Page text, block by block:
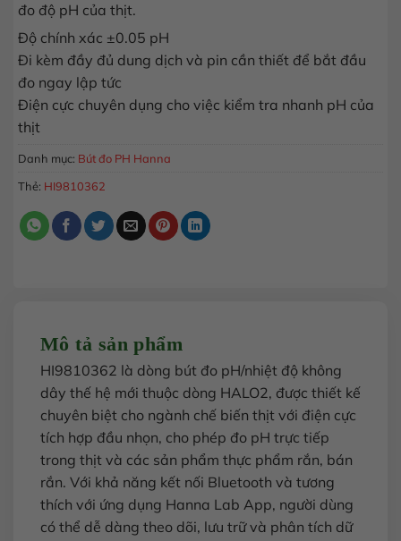
đo độ pH của thịt.
Độ chính xác ±0.05 pH
Đi kèm đầy đủ dung dịch và pin cần thiết để bắt đầu
đo ngay lập tức
Điện cực chuyên dụng cho việc kiểm tra nhanh pH của
thịt
Danh mục: Bút đo PH Hanna
Thẻ: HI9810362
Mô tả sản phẩm
HI9810362 là dòng bút đo pH/nhiệt độ không
dây thế hệ mới thuộc dòng HALO2, được thiết kế
chuyên biệt cho ngành chế biến thịt với điện cực
tích hợp đầu nhọn, cho phép đo pH trực tiếp
trong thịt và các sản phẩm thực phẩm rắn, bán
rắn. Với khả năng kết nối Bluetooth và tương
thích với ứng dụng Hanna Lab App, người dùng
có thể dễ dàng theo dõi, lưu trữ và phân tích dữ